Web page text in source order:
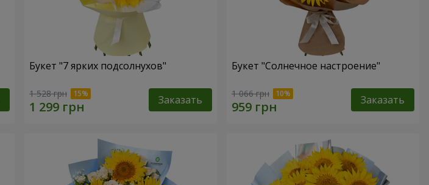
Букет "7 ярких подсолнухов"
1 528 грн Заказать
Букет "Солнечное настроение"
1 066 грн Заказать